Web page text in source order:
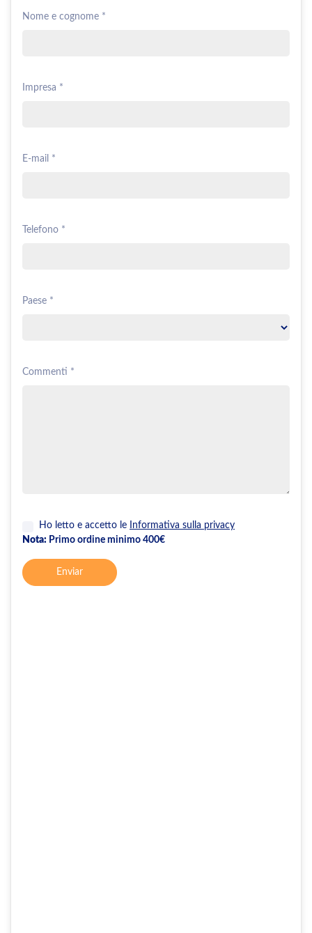
Nome e cognome *
Impresa *
E-mail *
Telefono *
Paese *
Commenti *
Ho letto e accetto le
Informativa sulla privacy
Nota: Primo ordine minimo 400€
Enviar